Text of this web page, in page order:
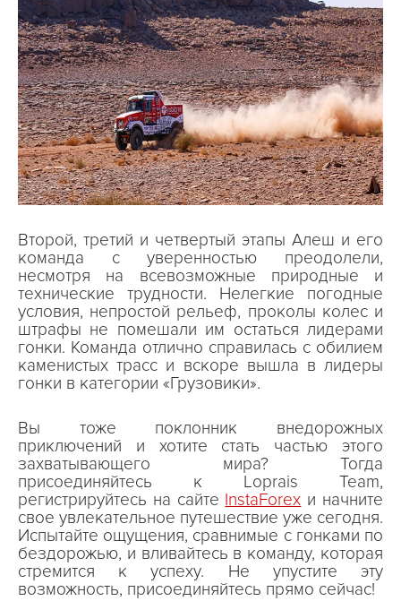
Второй, третий и четвертый этапы Алеш и его
команда с уверенностью преодолели,
несмотря на всевозможные природные и
технические трудности. Нелегкие погодные
условия, непростой рельеф, проколы колес и
штрафы не помешали им остаться лидерами
гонки. Команда отлично справилась с обилием
каменистых трасс и вскоре вышла в лидеры
гонки в категории «Грузовики».
Вы тоже поклонник внедорожных
приключений и хотите стать частью этого
захватывающего мира? Тогда
присоединяйтесь к Loprais Team,
регистрируйтесь на сайте InstaForex и начните
свое увлекательное путешествие уже сегодня.
Испытайте ощущения, сравнимые с гонками по
бездорожью, и вливайтесь в команду, которая
стремится к успеху. Не упустите эту
возможность, присоединяйтесь прямо сейчас!